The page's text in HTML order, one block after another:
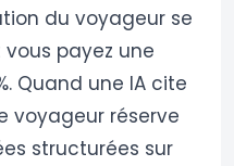
du voyageur se
payez une
Quand une IA cite
voyageur réserve
structurées sur